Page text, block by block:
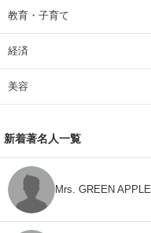
教育・子育て
経済
美容
新着著名人一覧
Mrs. GREEN APPLE